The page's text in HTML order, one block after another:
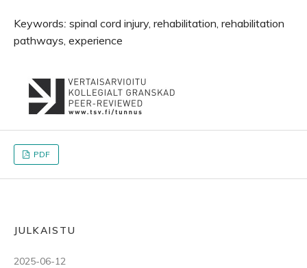
Keywords: spinal cord injury, rehabilitation, rehabilitation
pathways, experience
PDF
JULKAISTU
2025-06-12